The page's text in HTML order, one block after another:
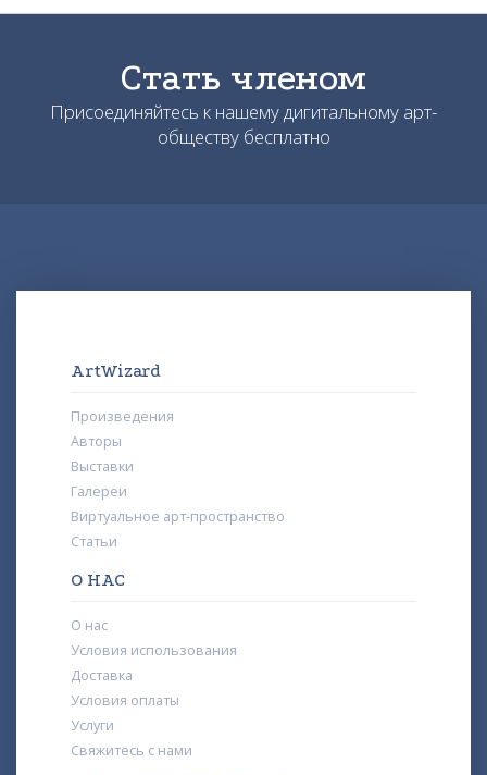
Стать членом
Присоединяйтесь к нашему дигитальному арт-
обществу бесплатно
ArtWizard
Произведения
Авторы
Выставки
Галереи
Виртуальное арт-пространство
Статьи
О НАС
О нас
Условия использования
Доставка
Условия оплаты
Услуги
Свяжитесь с нами